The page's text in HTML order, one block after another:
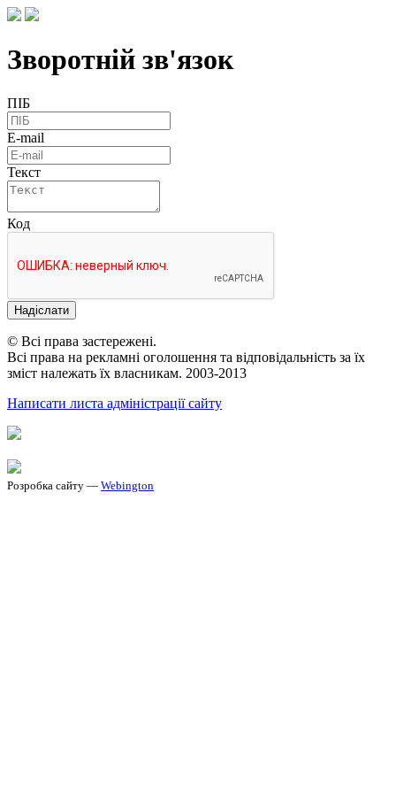
Зворотній зв'язок
ПІБ
E-mail
Текст
Код
Надіслати
© Всі права застережені.
Всі права на рекламні оголошення та відповідальність за їх
зміст належать їх власникам. 2003-2013
Написати листа адміністрації сайту
Розробка сайту — Webington